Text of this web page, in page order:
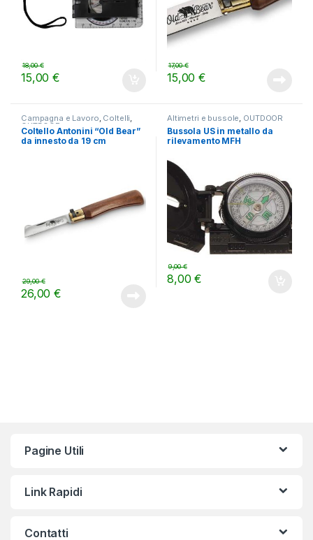
15,00€
18,00€
15,00€
17,00€
Campagna e Lavoro, Coltelli,
OUTDOOR
Coltello Antonini “Old Bear”
da innesto da 19 cm
26,00€
29,00€
Altimetri e bussole, OUTDOOR
Bussola US in metallo da
rilevamento MFH
8,00€
9,00€
Pagine Utili
Link Rapidi
Contatti